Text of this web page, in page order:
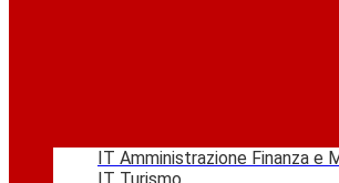
IT Amministrazione Finanza e